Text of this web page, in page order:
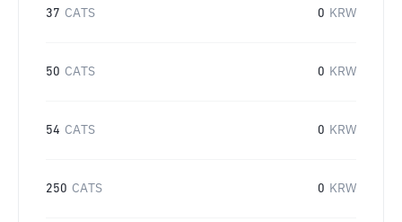
37 CATS 0 KRW
50 CATS 0 KRW
54 CATS 0 KRW
250 CATS 0 KRW